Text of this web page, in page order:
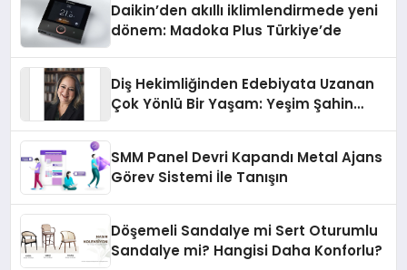
Daikin’den akıllı iklimlendirmede yeni
dönem: Madoka Plus Türkiye’de
Diş Hekimliğinden Edebiyata Uzanan
Çok Yönlü Bir Yaşam: Yeşim Şahin
SMM Panel Devri Kapandı Metal Ajans
Görev Sistemi İle Tanışın
Döşemeli Sandalye mi Sert Oturumlu
Sandalye mi? Hangisi Daha Konforlu?